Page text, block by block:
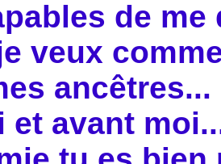
de
veux
ancêtres...
et avant